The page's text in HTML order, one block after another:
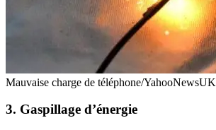
Mauvaise charge de téléphone/YahooNewsUK
3. Gaspillage d’énergie